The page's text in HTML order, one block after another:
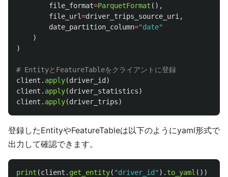
file_format=ParquetFormat (),
file_url=driver_trips_source_uri ,
date_partition_column="date"
)
)
client . apply(driver_id )
client . apply(driver_statistics)
client . apply(driver_trips)
登録したEntityやFeatureTableは以下のようにyaml形式で
出力して確認できます。
print (client . get_entity( "driver_id " ). to_yaml ())